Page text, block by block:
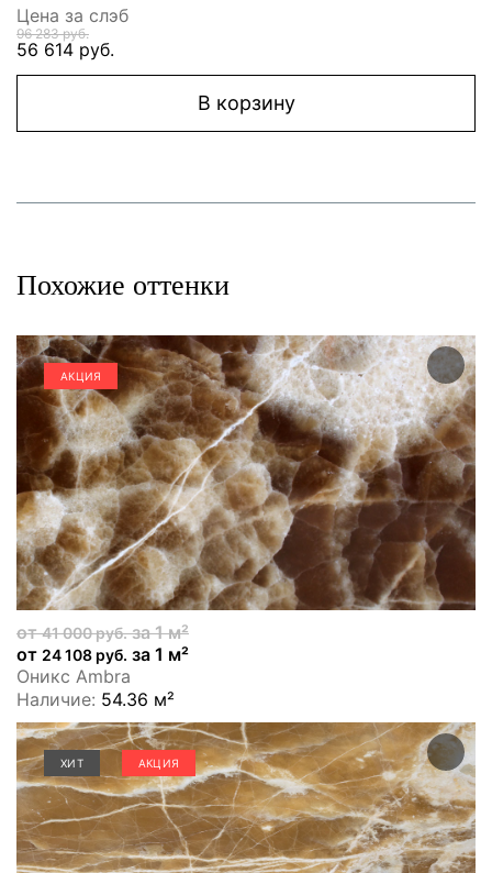
Цена за слэб
96 283 руб.
56 614 руб.
В корзину
Похожие оттенки
АКЦИЯ
от41 000 руб.за 1 м²
от 24 108 руб. за 1 м²
Оникс Ambra
Наличие: 54.36 м²
ХИТ АКЦИЯ